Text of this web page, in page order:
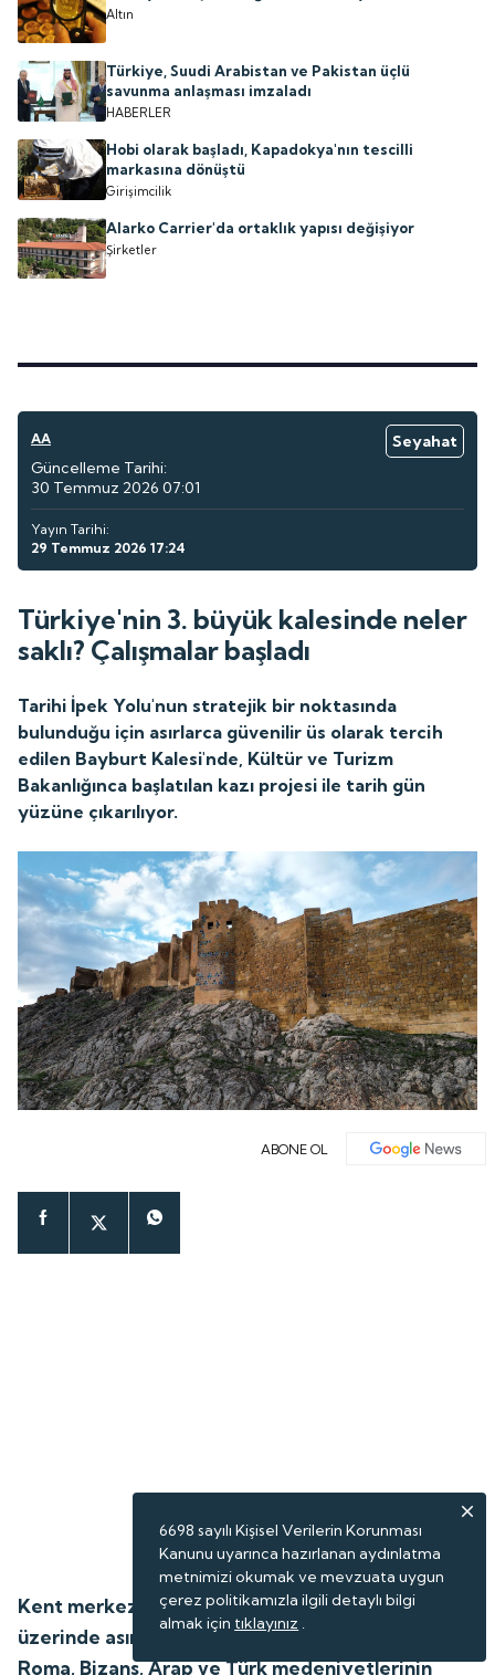
Altın
Türkiye, Suudi Arabistan ve Pakistan üçlü
savunma anlaşması imzaladı
HABERLER
Hobi olarak başladı, Kapadokya'nın tescilli
markasına dönüştü
Girişimcilik
Alarko Carrier'da ortaklık yapısı değişiyor
Şirketler
AA
Seyahat
Güncelleme Tarihi:
30 Temmuz 2026 07:01
Yayın Tarihi:
29 Temmuz 2026 17:24
Türkiye'nin 3. büyük kalesinde neler
saklı? Çalışmalar başladı
Tarihi İpek Yolu'nun stratejik bir noktasında
bulunduğu için asırlarca güvenilir üs olarak tercih
edilen Bayburt Kalesi'nde, Kültür ve Turizm
Bakanlığınca başlatılan kazı projesi ile tarih gün
yüzüne çıkarılıyor.
ABONE OL
Kent merkezinin kuzeyindeki yalçın kayalıkların
üzerinde asırlar önce inşa edilen Bayburt Kalesi,
Roma, Bizans, Arap ve Türk medeniyetlerinin
6698 sayılı Kişisel Verilerin Korunması
Kanunu uyarınca hazırlanan aydınlatma
metnimizi okumak ve mevzuata uygun
çerez politikamızla ilgili detaylı bilgi
almak için tıklayınız .